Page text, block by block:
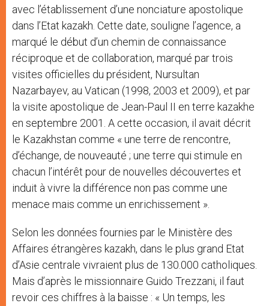
avec l’établissement d’une nonciature apostolique
dans l’Etat kazakh. Cette date, souligne l’agence, a
marqué le début d’un chemin de connaissance
réciproque et de collaboration, marqué par trois
visites officielles du président, Nursultan
Nazarbayev, au Vatican (1998, 2003 et 2009), et par
la visite apostolique de Jean-Paul II en terre kazakhe
en septembre 2001. A cette occasion, il avait décrit
le Kazakhstan comme « une terre de rencontre,
d’échange, de nouveauté ; une terre qui stimule en
chacun l’intérêt pour de nouvelles découvertes et
induit à vivre la différence non pas comme une
menace mais comme un enrichissement ».
Selon les données fournies par le Ministère des
Affaires étrangères kazakh, dans le plus grand Etat
d’Asie centrale vivraient plus de 130.000 catholiques.
Mais d’après le missionnaire Guido Trezzani, il faut
revoir ces chiffres à la baisse : « Un temps, les